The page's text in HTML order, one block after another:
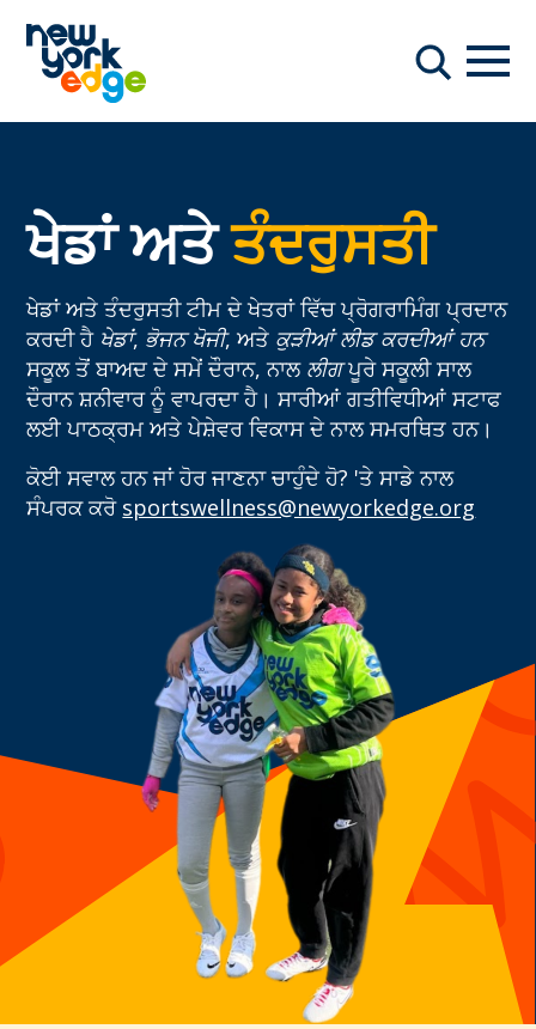
ਖੋਜ
ਖੇਡਾਂ ਅਤੇਤੰਦਰੁਸਤੀ
ਖੇਡਾਂ ਅਤੇ ਤੰਦਰੁਸਤੀ ਟੀਮ ਦੇ ਖੇਤਰਾਂ ਵਿੱਚ ਪ੍ਰੋਗਰਾਮਿੰਗ ਪ੍ਰਦਾਨ
ਕਰਦੀ ਹੈ ਖੇਡਾਂ, ਭੋਜਨ ਖੋਜੀ, ਅਤੇ ਕੁੜੀਆਂ ਲੀਡ ਕਰਦੀਆਂ ਹਨ
ਸਕੂਲ ਤੋਂ ਬਾਅਦ ਦੇ ਸਮੇਂ ਦੌਰਾਨ, ਨਾਲ ਲੀਗਪੂਰੇ ਸਕੂਲੀ ਸਾਲ
ਦੌਰਾਨ ਸ਼ਨੀਵਾਰ ਨੂੰ ਵਾਪਰਦਾ ਹੈ। ਸਾਰੀਆਂ ਗਤੀਵਿਧੀਆਂ ਸਟਾਫ
ਲਈ ਪਾਠਕ੍ਰਮ ਅਤੇ ਪੇਸ਼ੇਵਰ ਵਿਕਾਸ ਦੇ ਨਾਲ ਸਮਰਥਿਤ ਹਨ।
ਕੋਈ ਸਵਾਲ ਹਨ ਜਾਂ ਹੋਰ ਜਾਣਨਾ ਚਾਹੁੰਦੇ ਹੋ? 'ਤੇ ਸਾਡੇ ਨਾਲ
ਸੰਪਰਕ ਕਰੋ sportswellness@newyorkedge.org